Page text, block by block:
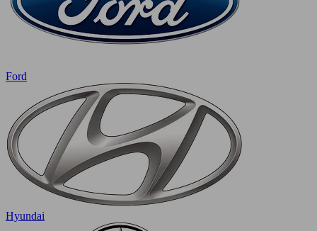
Ford
Hyundai